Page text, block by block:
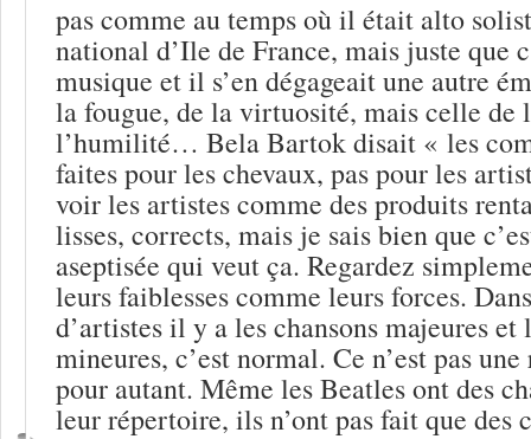
pas comme au temps où il était alto
national d’Ile de France, mais juste que
musique et il s’en dégageait une autre
la fougue, de la virtuosité, mais celle de
l’humilité… Bela Bartok disait « les
faites pour les chevaux, pas pour les
voir les artistes comme des produits
lisses, corrects, mais je sais bien que
aseptisée qui veut ça. Regardez
leurs faiblesses comme leurs forces.
d’artistes il y a les chansons majeures et
mineures, c’est normal. Ce n’est pas
pour autant. Même les Beatles ont des
leur répertoire, ils n’ont pas fait que des